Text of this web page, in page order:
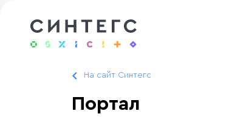
На сайт Синтегс
Портал